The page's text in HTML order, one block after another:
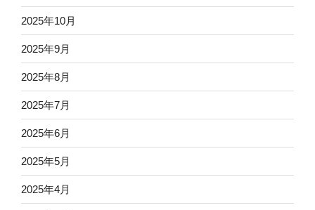
2025年10月
2025年9月
2025年8月
2025年7月
2025年6月
2025年5月
2025年4月